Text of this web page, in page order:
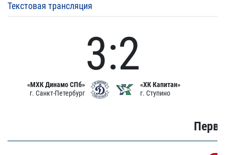
Текстовая трансляция
«МХК Динамо СПб»
г. Санкт-Петербург
3:2
«ХК Капитан»
г. Ступино